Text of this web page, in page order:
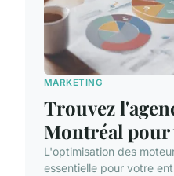
MARKETING
Trouvez
Montréal pour
L'optimisation des
essentielle pour votre